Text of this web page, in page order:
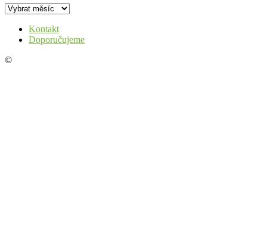
Archiv
Kontakt
Doporučujeme
©